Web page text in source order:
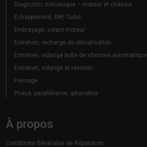
Diagnostic mécanique – moteur et châssis
Echappement, FAP, Turbo
Embrayage, volant moteur
Entretien, recharge de climatisation
Entretien, vidange boîte de vitesses automatique
Entretien, vidange et révision
Freinage
Pneus, parallélisme, géométrie
À propos
Conditions Générales de Réparation